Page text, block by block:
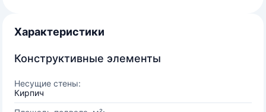
Характеристики
Конструктивные элементы
Несущие стены:
Кирпич